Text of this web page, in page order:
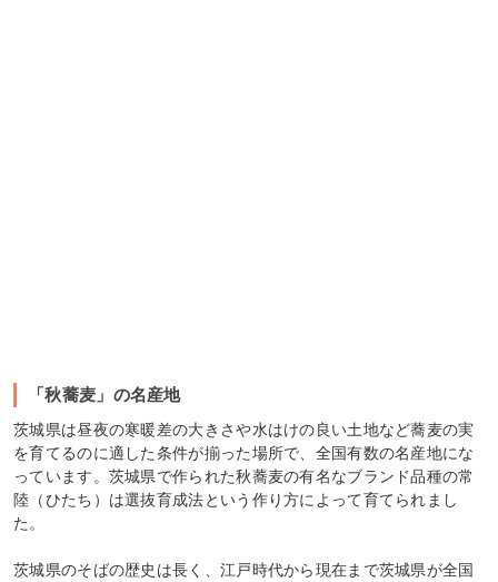
「秋蕎麦」の名産地
茨城県は昼夜の寒暖差の大きさや水はけの良い土地など蕎麦の実
を育てるのに適した条件が揃った場所で、全国有数の名産地にな
っています。茨城県で作られた秋蕎麦の有名なブランド品種の常
陸（ひたち）は選抜育成法という作り方によって育てられまし
た。
茨城県のそばの歴史は長く、江戸時代から現在まで茨城県が全国